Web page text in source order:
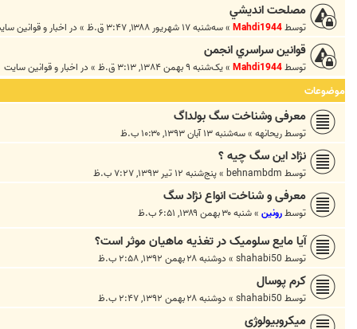
مصلحت انديشي
توسطMahdi1944
»سه‌شنبه ۱۷ شهریور ۱۳۸۸, ۳:۴۷ ق.ظ » در اخبار و قوانين
قوانين سراسري انجمن
توسطMahdi1944
»یک‌شنبه ۹ بهمن ۱۳۸۴, ۳:۱۳ ق.ظ » در اخبار و قوانين سايت
موضوعات
معرفی وشناخت سگ بولداگ
توسطریحانهه »سه‌شنبه ۱۳ آبان ۱۳۹۳, ۱۰:۳۰ ب.ظ
نژاد این سگ چیه ؟
توسط behnambdm
»پنج‌شنبه ۱۲ تیر ۱۳۹۳, ۷:۲۷ ب.ظ
معرفی و شناخت انواع نژاد سگ
توسطرونین »شنبه ۳۰ بهمن ۱۳۸۹, ۶:۵۱ ب.ظ
آیا مایع سلومیک در تغذیه ماهیان موثر است؟
توسط shahabi50
» دوشنبه ۲۸ بهمن ۱۳۹۲, ۲:۵۸ ب.ظ
کرم پوسال
توسط shahabi50
» دوشنبه ۲۸ بهمن ۱۳۹۲, ۲:۴۷ ب.ظ
میکروبیولوژی